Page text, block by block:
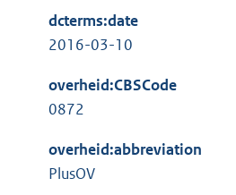
dcterms:date
2016-03-10
overheid:CBSCode
0872
overheid:abbreviation
PlusOV